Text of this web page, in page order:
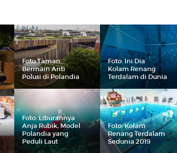
Foto Taman
Bermain Anti
Polusi di Polandia
Foto: Ini Dia
Kolam Renang
Terdalam di Dunia
Foto: Liburannya
Anja Rubik, Model
Polandia yang
Peduli Laut
Foto: Kolam
Renang Terdalam
Sedunia 2019